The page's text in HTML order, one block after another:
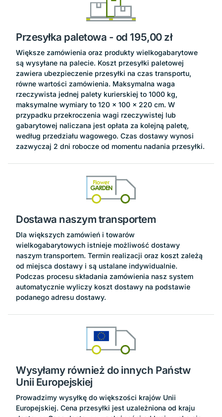
Przesyłka paletowa - od 195,00 zł
Większe zamówienia oraz produkty wielkogabarytowe
są wysyłane na palecie. Koszt przesyłki paletowej
zawiera ubezpieczenie przesyłki na czas transportu,
równe wartości zamówienia. Maksymalna waga
rzeczywista jednej palety kurierskiej to 1000 kg,
maksymalne wymiary to 120 x 100 x 220 cm. W
przypadku przekroczenia wagi rzeczywistej lub
gabarytowej naliczana jest opłata za kolejną paletę,
według przedziału wagowego. Czas dostawy wynosi
zazwyczaj 2 dni robocze od momentu nadania przesyłki.
Dostawa naszym transportem
Dla większych zamówień i towarów
wielkogabarytowych istnieje możliwość dostawy
naszym transportem. Termin realizacji oraz koszt zależą
od miejsca dostawy i są ustalane indywidualnie.
Podczas procesu składania zamówienia nasz system
automatycznie wyliczy koszt dostawy na podstawie
podanego adresu dostawy.
Wysyłamy również do innych Państw
Unii Europejskiej
Prowadzimy wysyłkę do większości krajów Unii
Europejskiej. Cena przesyłki jest uzależniona od kraju